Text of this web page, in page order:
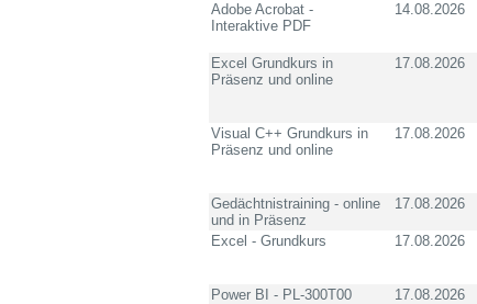
Adobe Acrobat -
Interaktive PDF
14.08.2026
Excel Grundkurs in
Präsenz und online
17.08.2026
Visual C++ Grundkurs in
Präsenz und online
17.08.2026
Gedächtnistraining - online
und in Präsenz
17.08.2026
Excel - Grundkurs 17.08.2026
Power BI - PL-300T00 17.08.2026